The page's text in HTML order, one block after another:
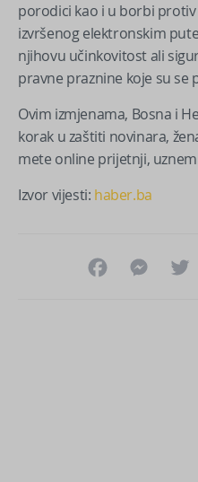
porodici kao i u borbi protiv
izvršenog elektronskim
njihovu učinkovitost ali
pravne praznine koje su se
Ovim izmjenama, Bosna i
korak u zaštiti novinara,
mete online prijetnji,
Izvor vijesti: haber.ba
Facebook